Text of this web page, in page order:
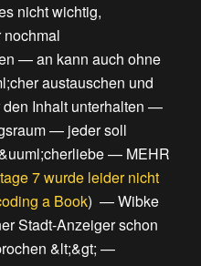
nicht wichtig,
—an kann auch ohne
austauschen und
Inhalt unterhalten —
— jeder soll
— MEHR
7 wurde leider nicht
a Book) —Wibke
Stadt-Anzeiger schon
&lt;&gt; —